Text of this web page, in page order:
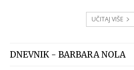
UČITAJ VIŠE
DNEVNIK - BARBARA NOLA